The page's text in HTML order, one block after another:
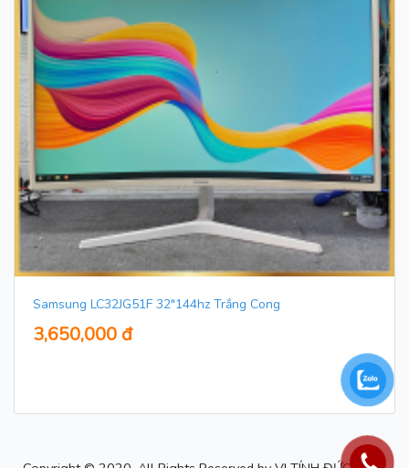
Samsung LC32JG51F 32"144hz Trắng Cong
3,650,000 đ